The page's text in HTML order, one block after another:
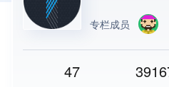
专栏成员
47